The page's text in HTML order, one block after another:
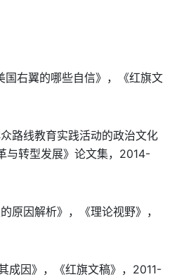
国右翼的哪些自信》，《红旗文
路线教育实践活动的政治文化
与转型发展》论文集，2014-
原因解析》，《理论视野》，
成因》，《红旗文稿》，2011-